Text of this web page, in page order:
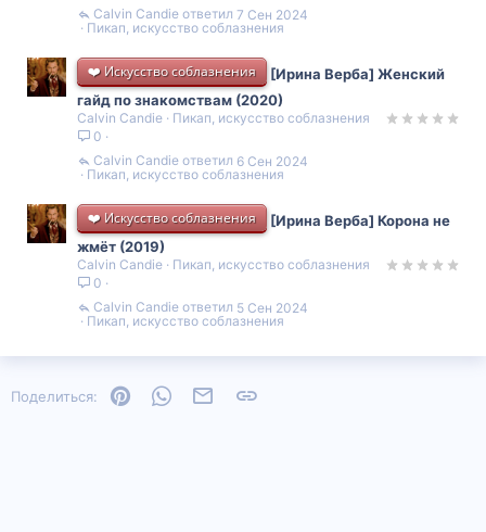
Пикап, искусство соблазнения
7 Сен 2024
Calvin Candie
❤️ Искусство соблазнения
[Ирина Верба] Женский
гайд по знакомствам (2020)
Calvin Candie
Пикап, искусство соблазнения
0
Пикап, искусство соблазнения
6 Сен 2024
Calvin Candie
❤️ Искусство соблазнения
[Ирина Верба] Корона не
жмёт (2019)
Calvin Candie
Пикап, искусство соблазнения
0
Пикап, искусство соблазнения
5 Сен 2024
Calvin Candie
Поделиться: PinterestWhatsAppЭлектронная почта